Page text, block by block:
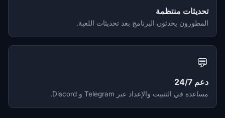
تحديثات منتظمة
المطورون يحدثون البرنامج بعد تحديثات اللعبة.
💬
دعم 24/7
مساعدة في التثبيت والإعداد عبر Telegram و Discord.